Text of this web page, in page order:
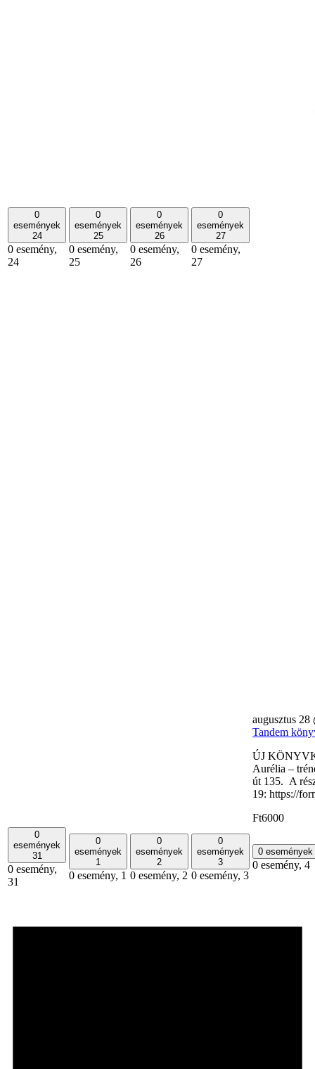
0
események
24
0 esemény,
24
0
események
25
0 esemény,
25
0
események
26
0 esemény,
26
0
események
27
0 esemény,
27
augusztus 28
Tandem
ÚJ
Aurélia –
út 135. A
19: https://
Ft6000
0
események
31
0 esemény,
31
0
események
1
0 esemény, 1
0
események
2
0 esemény, 2
0
események
3
0 esemény, 3
0 események
0 esemény, 4